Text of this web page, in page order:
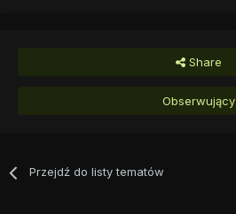
Share
Obserwujący
Przejdź do listy tematów